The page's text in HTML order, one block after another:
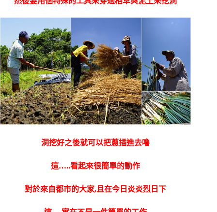
洞挖好之後就可以把蔥插進去嚕
這…..看起來很簡單的動作
對於來自都市的大家,且在今日炎炎烈日下